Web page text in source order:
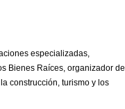
especializadas,
Bienes Raíces, organizador de
construcción, turismo y los